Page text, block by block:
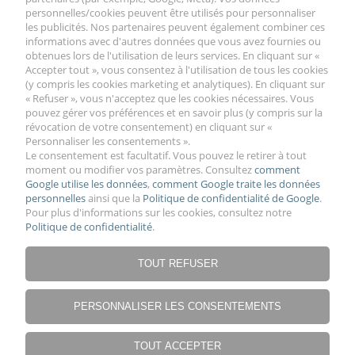
Besoin d'aide ? Appelez-nous !
+48 513 258 440
Płouszowice Kolonia 137A, 21-008
Jastków
VOTRE COMPTE
TRAITEMENT ET SERVICE
INFORMATIONS LÉGALES
NOTRE SOCIÉTÉ
personnelles/cookies peuvent être utilisés pour personnaliser
les publicités. Nos partenaires peuvent également combiner ces
informations avec d'autres données que vous avez fournies ou
obtenues lors de l'utilisation de leurs services. En cliquant sur «
Accepter tout », vous consentez à l'utilisation de tous les cookies
(y compris les cookies marketing et analytiques). En cliquant sur
« Refuser », vous n'acceptez que les cookies nécessaires. Vous
pouvez gérer vos préférences et en savoir plus (y compris sur la
révocation de votre consentement) en cliquant sur «
Personnaliser les consentements ».
Le consentement est facultatif. Vous pouvez le retirer à tout
moment ou modifier vos paramètres. Consultezcomment
Google utilise les données, comment Google traite les données
personnellesainsi que la Politique de confidentialité de Google.
Pour plus d'informations sur les cookies, consultez notre
Politique de confidentialité.
TOUT REFUSER
PERSONNALISER LES CONSENTEMENTS
TOUT ACCEPTER